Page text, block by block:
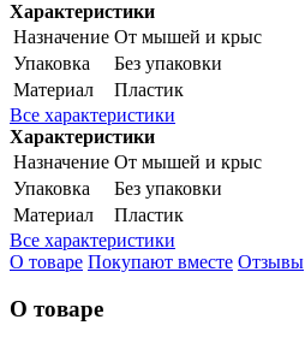
Характеристики
Назначение От мышей и крыс
Упаковка
Без упаковки
Материал
Пластик
Все характеристики
Характеристики
Назначение От мышей и крыс
Упаковка
Без упаковки
Материал
Пластик
Все характеристики
О товаре Покупают вместе Отзывы
О товаре